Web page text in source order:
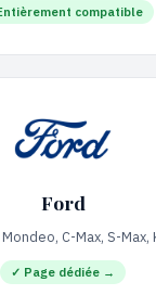
compatible
Ford
C-Max, S-Max,
✓ Page dédiée →